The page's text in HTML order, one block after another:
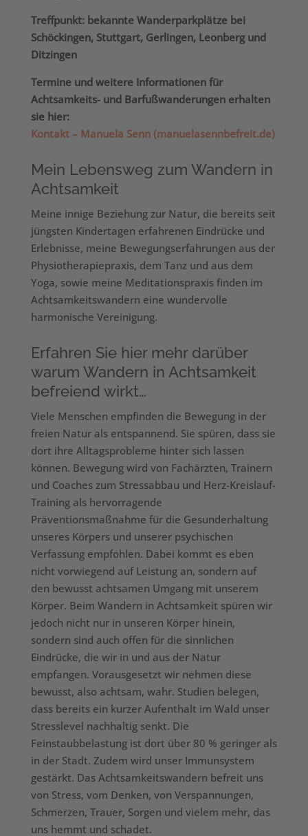
Treffpunkt: bekannte Wanderparkplätze bei
Schöckingen, Stuttgart, Gerlingen, Leonberg und
Ditzingen
Termine und weitere Informationen für
Achtsamkeits- und Barfußwanderungen erhalten
sie hier:
Kontakt – Manuela Senn (manuelasennbefreit.de)
Mein Lebensweg zum Wandern in
Achtsamkeit
Meine innige Beziehung zur Natur, die bereits seit
jüngsten Kindertagen erfahrenen Eindrücke und
Erlebnisse, meine Bewegungserfahrungen aus der
Physiotherapiepraxis, dem Tanz und aus dem
Yoga, sowie meine Meditationspraxis finden im
Achtsamkeitswandern eine wundervolle
harmonische Vereinigung.
Erfahren Sie hier mehr darüber
warum Wandern in Achtsamkeit
befreiend wirkt…
Viele Menschen empfinden die Bewegung in der
freien Natur als entspannend. Sie spüren, dass sie
dort ihre Alltagsprobleme hinter sich lassen
können. Bewegung wird von Fachärzten, Trainern
und Coaches zum Stressabbau und Herz-Kreislauf-
Training als hervorragende
Präventionsmaßnahme für die Gesunderhaltung
unseres Körpers und unserer psychischen
Verfassung empfohlen. Dabei kommt es eben
nicht vorwiegend auf Leistung an, sondern auf
den bewusst achtsamen Umgang mit unserem
Körper. Beim Wandern in Achtsamkeit spüren wir
jedoch nicht nur in unseren Körper hinein,
sondern sind auch offen für die sinnlichen
Eindrücke, die wir in und aus der Natur
empfangen. Vorausgesetzt wir nehmen diese
bewusst, also achtsam, wahr. Studien belegen,
dass bereits ein kurzer Aufenthalt im Wald unser
Stresslevel nachhaltig senkt. Die
Feinstaubbelastung ist dort über 80 % geringer als
in der Stadt. Zudem wird unser Immunsystem
gestärkt. Das Achtsamkeitswandern befreit uns
von Stress, vom Denken, von Verspannungen,
Schmerzen, Trauer, Sorgen und vielem mehr, das
uns hemmt und schadet.